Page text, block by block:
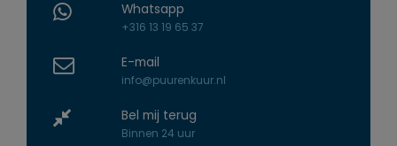
Whatsapp
+316 13 19 65 37
E-mail
info@puurenkuur.nl
Bel mij terug
Binnen 24 uur